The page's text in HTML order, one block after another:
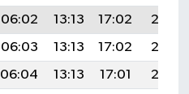
06:02 13:13 17:02
20:15
06:03 13:13 17:02
20:13
06:04 13:13 17:01
20:12